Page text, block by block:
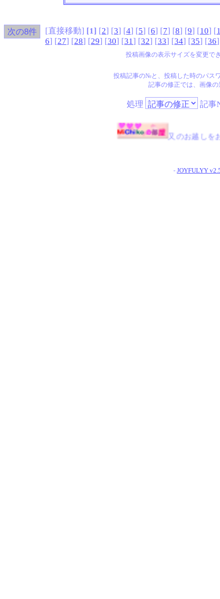
[直接移動] [1] [2] [3] [4] [5] [6] [7] [8] [9] [10] [
6] [27] [28] [29] [30] [31] [32] [33] [34] [35] [36
投稿画像の表示サイズを変更で
投稿記事の№と、投稿した時のパス
記事の修正では、画像
処理 記事
又のお越しをお待ちして
- JOYFULYY